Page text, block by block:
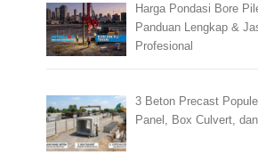
Harga Pondasi Bore
Panduan Lengkap &
Profesional
3 Beton Precast
Panel, Box Culvert,